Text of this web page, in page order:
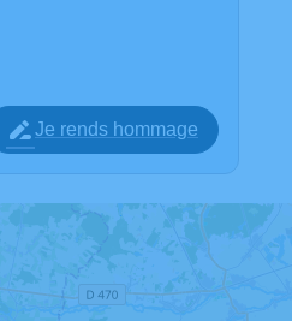
Je rends hommage